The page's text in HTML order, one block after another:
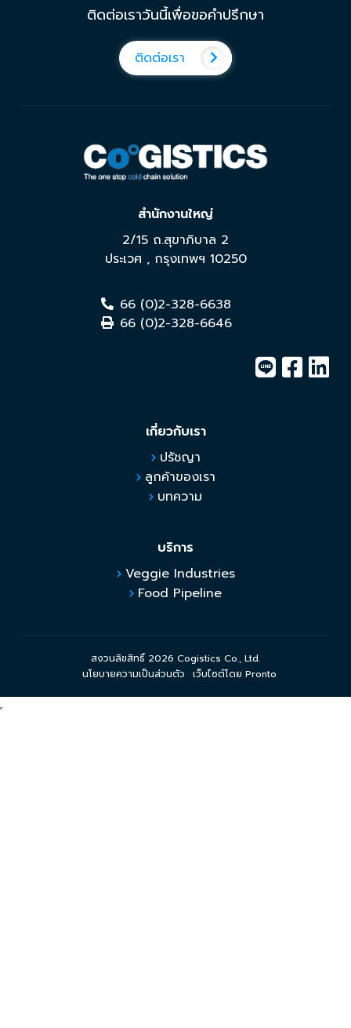
ติดต่อเราวันนี้เพื่อขอคำปรึกษา
ติดต่อเรา
สำนักงานใหญ่
2/15 ถ.สุขาภิบาล 2
ประเวศ , กรุงเทพฯ 10250
66 (0)2-328-6638
66 (0)2-328-6646
เกี่ยวกับเรา
ปรัชญา
ลูกค้าของเรา
บทความ
บริการ
Veggie Industries
Food Pipeline
สงวนลิขสิทธิ์ 2026 Cogistics Co., Ltd.
นโยบายความเป็นส่วนตัว
เว็บไซต์โดย Pronto